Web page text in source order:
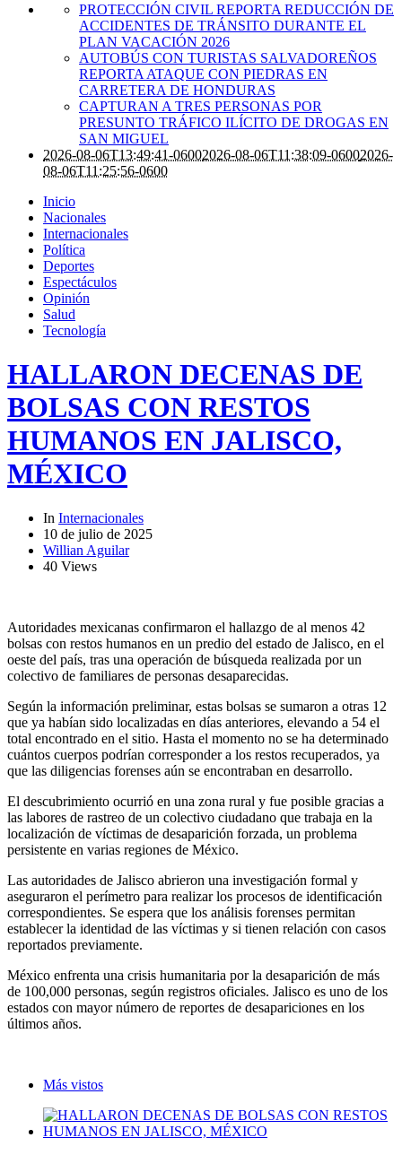
PROTECCIÓN CIVIL REPORTA REDUCCIÓN DE
ACCIDENTES DE TRÁNSITO DURANTE EL
PLAN VACACIÓN 2026
AUTOBÚS CON TURISTAS SALVADOREÑOS
REPORTA ATAQUE CON PIEDRAS EN
CARRETERA DE HONDURAS
CAPTURAN A TRES PERSONAS POR
PRESUNTO TRÁFICO ILÍCITO DE DROGAS EN
SAN MIGUEL
2026-08-06T13:49:41-06002026-08-06T11:38:09-06002026-
08-06T11:25:56-0600
Inicio
Nacionales
Internacionales
Política
Deportes
Espectáculos
Opinión
Salud
Tecnología
HALLARON DECENAS DE
BOLSAS CON RESTOS
HUMANOS EN JALISCO,
MÉXICO
In Internacionales
10 de julio de 2025
Willian Aguilar
40 Views
Autoridades mexicanas confirmaron el hallazgo de al menos 42
bolsas con restos humanos en un predio del estado de Jalisco, en el
oeste del país, tras una operación de búsqueda realizada por un
colectivo de familiares de personas desaparecidas.
Según la información preliminar, estas bolsas se sumaron a otras 12
que ya habían sido localizadas en días anteriores, elevando a 54 el
total encontrado en el sitio. Hasta el momento no se ha determinado
cuántos cuerpos podrían corresponder a los restos recuperados, ya
que las diligencias forenses aún se encontraban en desarrollo.
El descubrimiento ocurrió en una zona rural y fue posible gracias a
las labores de rastreo de un colectivo ciudadano que trabaja en la
localización de víctimas de desaparición forzada, un problema
persistente en varias regiones de México.
Las autoridades de Jalisco abrieron una investigación formal y
aseguraron el perímetro para realizar los procesos de identificación
correspondientes. Se espera que los análisis forenses permitan
establecer la identidad de las víctimas y si tienen relación con casos
reportados previamente.
México enfrenta una crisis humanitaria por la desaparición de más
de 100,000 personas, según registros oficiales. Jalisco es uno de los
estados con mayor número de reportes de desapariciones en los
últimos años.
Más vistos